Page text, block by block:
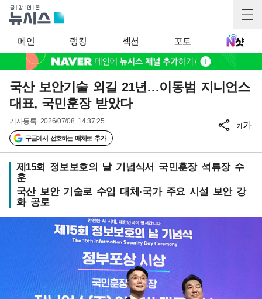
메인 랭킹 섹션 포토
국산 보안기술 외길 21년…이동범 지니언스
대표, 국민훈장 받았다
기사등록 2026/07/08 14:37:25
구글에서 선호하는 매체로 추가
가가
제15회 정보보호의 날 기념식서 국민훈장 석류장 수
훈
국산 보안 기술로 수입 대체·국가 주요 시설 보안 강
화 공로